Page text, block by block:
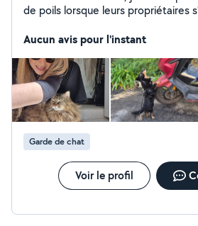
de poils lorsque leurs propriétaires
Bienveillance et en toute Confiance ! Il y a Canelle le
maitresse a de longue journée ! Il y
minette dont la maîtresse part
déplacement professionnel et d
restent à domicile et avec qui je
lorsque vient l heure des vacances !
Aucun avis pour l'instant
Garde de chat
Voir le profil